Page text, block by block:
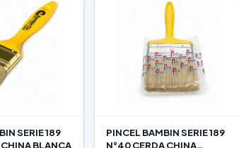
SERIE 189
BLANCA
PINCEL BAMBIN SERIE 189
N°40 CERDA CHINA